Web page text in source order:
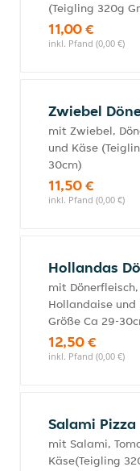
(Teigling 320g
11,00 €
inkl. Pfand (0,00 €)
Zwiebel
mit Zwiebel,
und Käse
30cm)
11,50 €
inkl. Pfand (0,00 €)
Hollandas
mit
Hollandaise und
Größe Ca 29-
12,50 €
inkl. Pfand (0,00 €)
Salami Pizza
mit Salami,
Käse(Teigling